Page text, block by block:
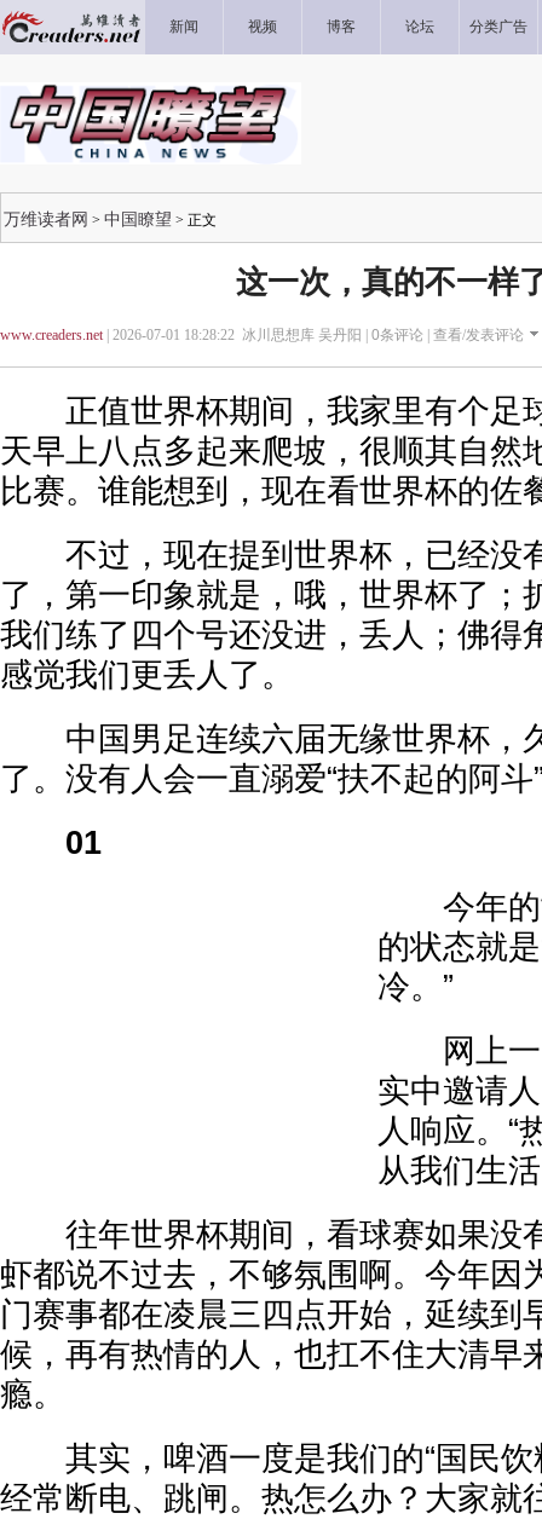
新闻 视频 博客 论坛 分类广告
万维读者网 > 中国瞭望 > 正文
这一次，真的不一样
www.creaders.net| 2026-07-01 18:28:22 冰川思想库 吴丹阳 | 0条评论 | 查看/发表评论
正值世界杯期间，我家里有个足
天早上八点多起来爬坡，很顺其自然
比赛。谁能想到，现在看世界杯的佐
不过，现在提到世界杯，已经没
了，第一印象就是，哦，世界杯了；
我们练了四个号还没进，丢人；佛得
感觉我们更丢人了。
中国男足连续六届无缘世界杯，
了。没有人会一直溺爱“扶不起的阿斗
01
今年的
的状态就
冷。”
网上一
实中邀请
人响应。“
从我们生
往年世界杯期间，看球赛如果没
虾都说不过去，不够氛围啊。今年因
门赛事都在凌晨三四点开始，延续到
候，再有热情的人，也扛不住大清早
瘾。
其实，啤酒一度是我们的“国民饮
经常断电、跳闸。热怎么办？大家就